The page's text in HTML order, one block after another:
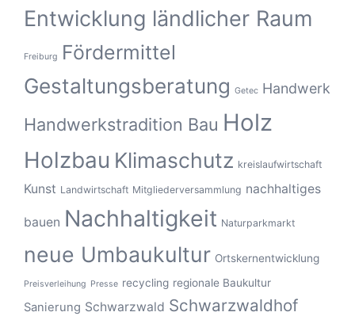
Entwicklung ländlicher Raum
Freiburg Fördermittel
Gestaltungsberatung Getec Handwerk
Handwerkstradition Bau Holz
Holzbau Klimaschutz kreislaufwirtschaft
Kunst Landwirtschaft Mitgliederversammlung nachhaltiges
bauen Nachhaltigkeit Naturparkmarkt
neue Umbaukultur Ortskernentwicklung
Preisverleihung Presse recycling regionale Baukultur
Sanierung Schwarzwald Schwarzwaldhof